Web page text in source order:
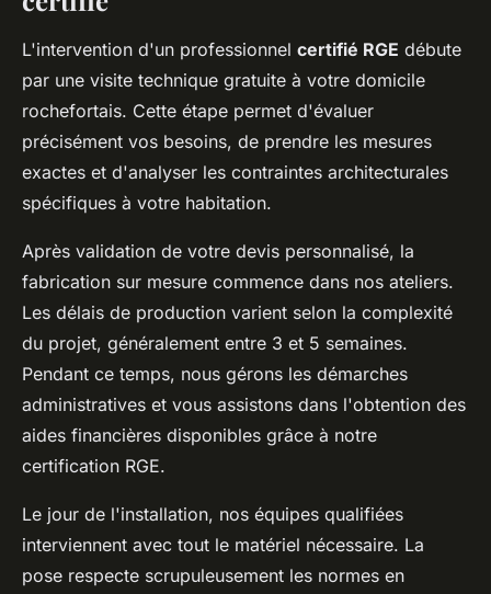
L'intervention d'un professionnel certifié RGE débute
par une visite technique gratuite à votre domicile
rochefortais. Cette étape permet d'évaluer
précisément vos besoins, de prendre les mesures
exactes et d'analyser les contraintes architecturales
spécifiques à votre habitation.
Après validation de votre devis personnalisé, la
fabrication sur mesure commence dans nos ateliers.
Les délais de production varient selon la complexité
du projet, généralement entre 3 et 5 semaines.
Pendant ce temps, nous gérons les démarches
administratives et vous assistons dans l'obtention des
aides financières disponibles grâce à notre
certification RGE.
Le jour de l'installation, nos équipes qualifiées
interviennent avec tout le matériel nécessaire. La
pose respecte scrupuleusement les normes en